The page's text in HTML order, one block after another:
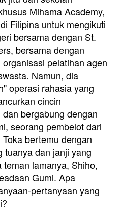
Mihama Academy,
Filipina untuk mengikuti
bersama dengan St.
bersama dengan
pelatihan agen
Namun, dia
operasi rahasia yang
cincin
bergabung dengan
seorang pembelot dari
bertemu dengan
tuanya dan janji yang
lamanya, Shiho,
Gumi. Apa
pertanyaan yang